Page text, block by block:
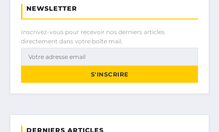
NEWSLETTER
Inscrivez-vous pour recevoir nos derniers articles
directement dans votre boîte mail.
S'INSCRIRE
DERNIERS ARTICLES